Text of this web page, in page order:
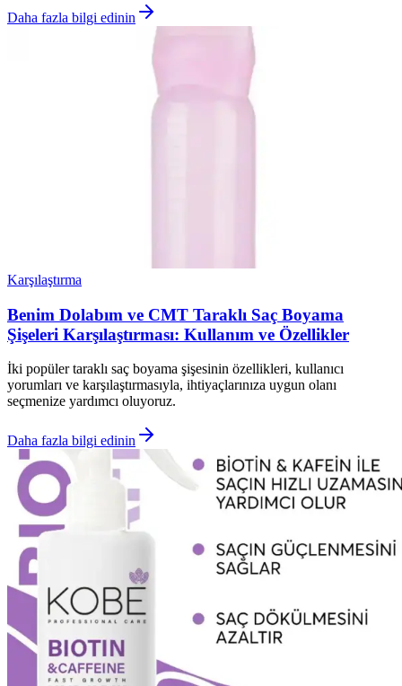
Daha fazla bilgi edinin
Karşılaştırma
Benim Dolabım ve CMT Taraklı Saç Boyama
Şişeleri Karşılaştırması: Kullanım ve Özellikler
İki popüler taraklı saç boyama şişesinin özellikleri, kullanıcı
yorumları ve karşılaştırmasıyla, ihtiyaçlarınıza uygun olanı
seçmenize yardımcı oluyoruz.
Daha fazla bilgi edinin